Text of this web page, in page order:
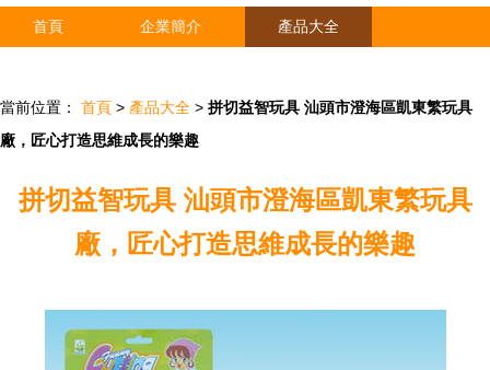
首頁 企業簡介 產品大全
當前位置： 首頁 > 產品大全 > 拼切益智玩具 汕頭市澄海區凱東繁玩具
廠，匠心打造思維成長的樂趣
拼切益智玩具 汕頭市澄海區凱東繁玩具
廠，匠心打造思維成長的樂趣